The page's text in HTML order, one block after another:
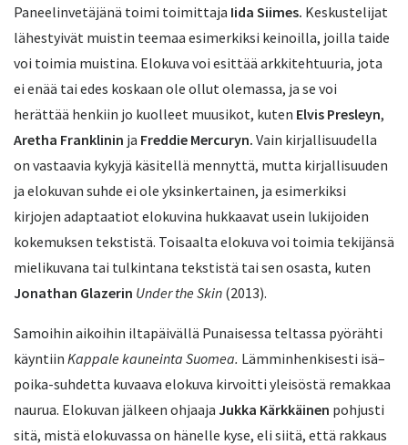
Paneelinvetäjänä toimi toimittaja Iida Siimes. Keskustelijat
lähestyivät muistin teemaa esimerkiksi keinoilla, joilla taide
voi toimia muistina. Elokuva voi esittää arkkitehtuuria, jota
ei enää tai edes koskaan ole ollut olemassa, ja se voi
herättää henkiin jo kuolleet muusikot, kuten Elvis Presleyn,
Aretha Franklinin ja Freddie Mercuryn. Vain kirjallisuudella
on vastaavia kykyjä käsitellä mennyttä, mutta kirjallisuuden
ja elokuvan suhde ei ole yksinkertainen, ja esimerkiksi
kirjojen adaptaatiot elokuvina hukkaavat usein lukijoiden
kokemuksen tekstistä. Toisaalta elokuva voi toimia tekijänsä
mielikuvana tai tulkintana tekstistä tai sen osasta, kuten
Jonathan Glazerin Under the Skin (2013).
Samoihin aikoihin iltapäivällä Punaisessa teltassa pyörähti
käyntiin Kappale kauneinta Suomea. Lämminhenkisesti isä–
poika-suhdetta kuvaava elokuva kirvoitti yleisöstä remakkaa
naurua. Elokuvan jälkeen ohjaaja Jukka Kärkkäinen pohjusti
sitä, mistä elokuvassa on hänelle kyse, eli siitä, että rakkaus